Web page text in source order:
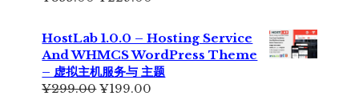
为：
¥355.00。
价
格
为：
¥229.00。
HostLab 1.0.0 – Hosting Service
And WHMCS WordPress Theme
– 虚拟主机服务与 主题
¥299.00原
¥199.00